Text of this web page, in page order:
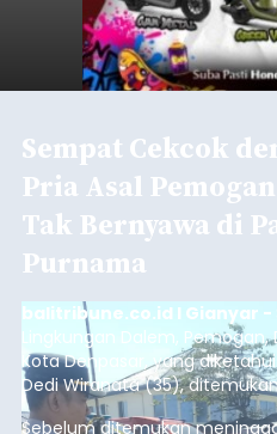
Sempat Cekcok
Pria Asal
Tak Bernyawa di
Purnama
balitribune.co.id I Gianyar -
Lingkungan Dalem, Pemogan,
Kota Denpasar, yang
Dedi Wiranata (35),
pesisir Pantai Purnama,
Sebelum ditemukan